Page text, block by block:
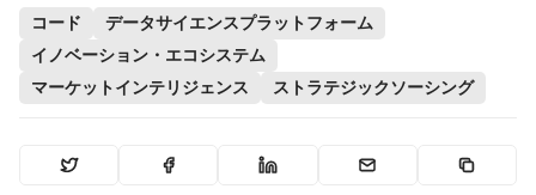
コード
データサイエンスプラットフォーム
イノベーション・エコシステム
マーケットインテリジェンス
ストラテジックソーシング